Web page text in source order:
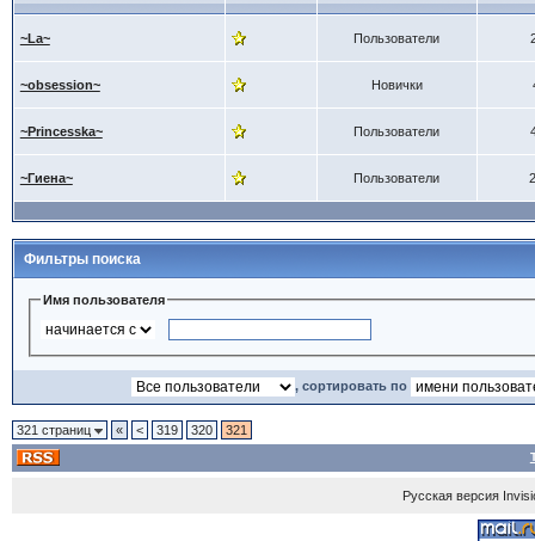
~La~ Пользователи
~obsession~ Новички
~Princesska~ Пользователи
~Гиена~ Пользователи
Фильтры поиска
Имя пользователя
, сортировать по
321 страниц « < 319 320 321
Русская версия